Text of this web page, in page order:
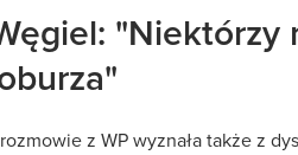
"Niektórzy
z WP wyznała także z